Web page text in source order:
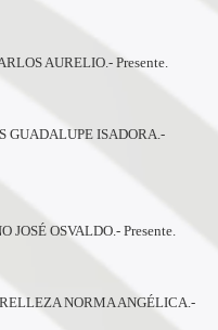
Presente.
ISADORA.-
Presente.
ANGÉLICA.-